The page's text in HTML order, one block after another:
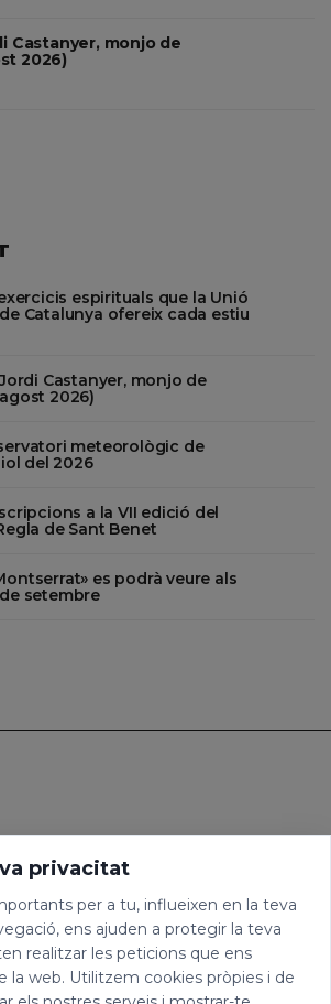
Castanyer, monjo de
2026)
espirituals que la Unió
Catalunya ofereix cada estiu
Castanyer, monjo de
2026)
meteorològic de
del 2026
a la VII edició del
de Sant Benet
es podrà veure als
setembre
privacitat
per a tu, influeixen en la teva
ens ajuden a protegir la teva
realitzar les peticions que ens
la web. Utilitzem cookies pròpies i de